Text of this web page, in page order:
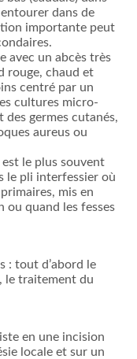
dans de
importante peut
avec un abcès très
rouge, chaud et
centré par un
cultures micro-
germes cutanés,
aureus ou
est le plus souvent
le pli interfessier où
mis en
ou quand les fesses
: tout d’abord le
le traitement du
en une incision
locale et sur un